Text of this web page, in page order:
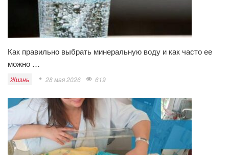
Как правильно выбрать минеральную воду и как часто ее
можно …
Жизнь 28 мая 2026 619